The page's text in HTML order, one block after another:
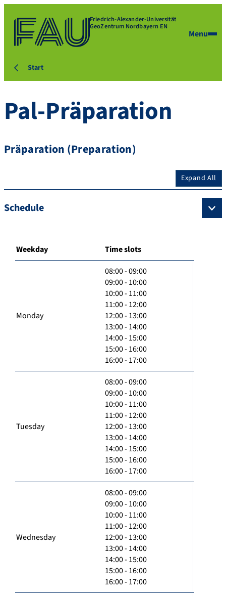
Friedrich-Alexander-Universität
GeoZentrum Nordbayern EN
Menu
Start
Pal-Präparation
Präparation (Preparation)
Expand All
Schedule
Weekday Time slots
Monday
08:00 - 09:00
09:00 - 10:00
10:00 - 11:00
11:00 - 12:00
12:00 - 13:00
13:00 - 14:00
14:00 - 15:00
15:00 - 16:00
16:00 - 17:00
Tuesday
08:00 - 09:00
09:00 - 10:00
10:00 - 11:00
11:00 - 12:00
12:00 - 13:00
13:00 - 14:00
14:00 - 15:00
15:00 - 16:00
16:00 - 17:00
Wednesday
08:00 - 09:00
09:00 - 10:00
10:00 - 11:00
11:00 - 12:00
12:00 - 13:00
13:00 - 14:00
14:00 - 15:00
15:00 - 16:00
16:00 - 17:00